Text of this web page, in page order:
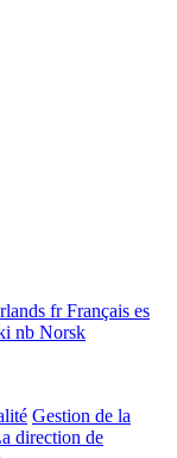
frFrançais es
nb Norsk
Gestion de la
direction de